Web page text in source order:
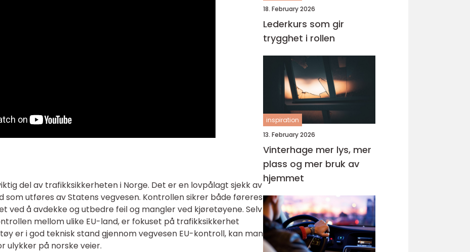
del av trafikksikkerheten i Norge. Det er en lovpålagt sjekk av
som utføres av Statens vegvesen. Kontrollen sikrer både føreres
ved å avdekke og utbedre feil og mangler ved kjøretøyene. Selv
mellom ulike EU-land, er fokuset på trafikksikkerhet
er i god teknisk stand gjennom vegvesen EU-kontroll, kan man
ulykker på norske veier.
18. February 2026
Lederkurs som gir
trygghet i rollen
inspiration
13. February 2026
Vinterhage mer lys, mer
plass og mer bruk av
hjemmet